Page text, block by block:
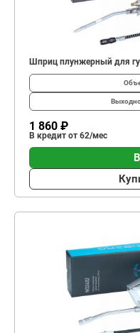
Шприц плунжерный для
1 860 ₽
В кредит от 62/мес